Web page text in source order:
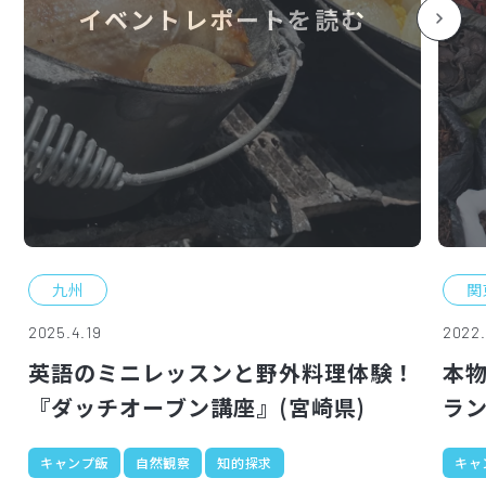
イベントレポートを読む
九州
2025.4.19
英語のミニレッスンと野外料理体験！
『ダッチオーブン講座』(宮崎県)
キャンプ飯 自然観察 知的探求
本
ラ
キャ